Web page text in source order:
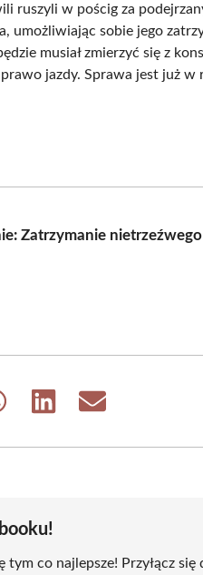
ruszyli w pościg za
umożliwiając sobie jego
musiał zmierzyć się z
jazdy. Sprawa jest już
Zatrzymanie
Share
Share
co najlepsze! Przyłącz się